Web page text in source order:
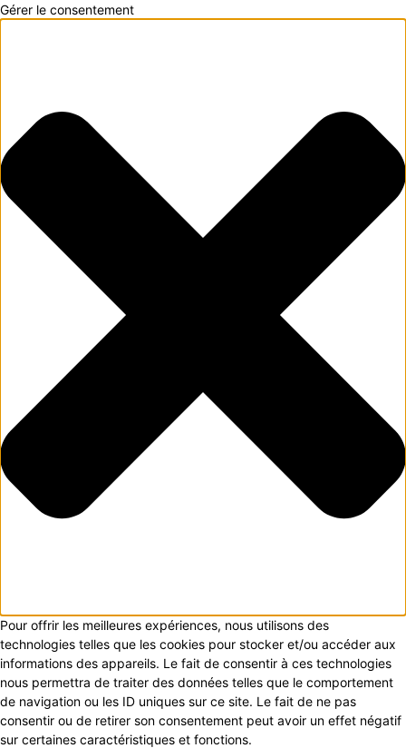
Gérer le consentement
Pour offrir les meilleures expériences, nous utilisons des
technologies telles que les cookies pour stocker et/ou accéder aux
informations des appareils. Le fait de consentir à ces technologies
nous permettra de traiter des données telles que le comportement
de navigation ou les ID uniques sur ce site. Le fait de ne pas
consentir ou de retirer son consentement peut avoir un effet négatif
sur certaines caractéristiques et fonctions.